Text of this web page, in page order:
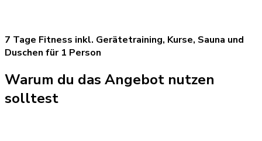
7 Tage Fitness inkl. Gerätetraining, Kurse, Sauna und
Duschen für 1 Person
Warum du das Angebot nutzen
solltest